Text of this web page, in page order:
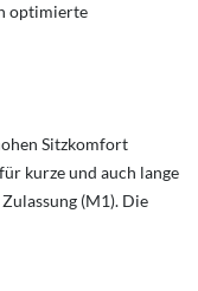
optimierte
Sitzkomfort
kurze und auch lange
(M1). Die